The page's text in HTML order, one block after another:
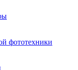
фототехники